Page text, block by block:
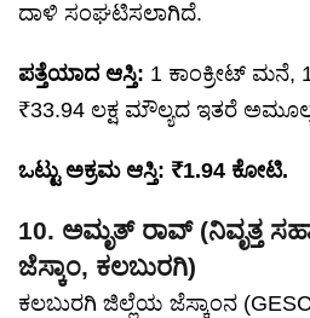
ದಾಳಿ ಸಂಘಟಿಸಲಾಗಿದೆ.
ಪತ್ತೆಯಾದ ಆಸ್ತಿ: 1 ಕಾಂಕ್ರೀಟ್ ಮನೆ,
₹33.94 ಲಕ್ಷ ಮೌಲ್ಯದ ಇತರೆ ಅಮೂಲ್ಯ
ಒಟ್ಟು ಅಕ್ರಮ ಆಸ್ತಿ: ₹1.94 ಕೋಟಿ.
10. ಅಮೃತ್‌ ರಾವ್‌ (ನಿವೃತ್ತ
ಜೆಸ್ಕಾಂ, ಕಲಬುರಗಿ)
ಕಲಬುರಗಿ ಜಿಲ್ಲೆಯ ಜೆಸ್ಕಾಂನ